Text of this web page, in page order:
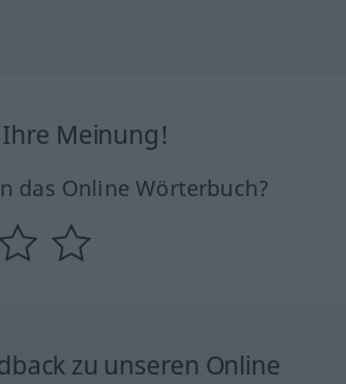
Ihre Meinung!
das Online Wörterbuch?
zu unseren Online